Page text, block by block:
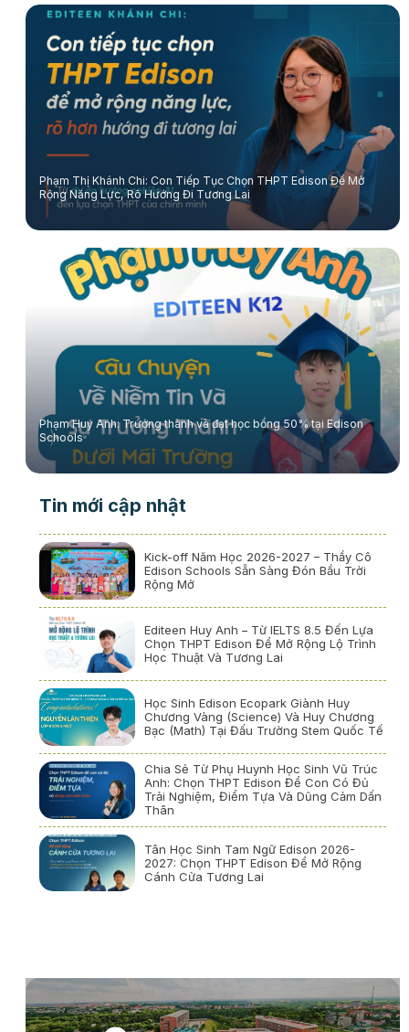
Phạm Thị Khánh Chi: Con Tiếp Tục Chọn THPT Edison Để Mở
Rộng Năng Lực, Rõ Hướng Đi Tương Lai
Phạm Huy Anh: Trưởng thành và đạt học bổng 50% tại Edison
Schools
Tin mới cập nhật
Kick-off Năm Học 2026-2027 – Thầy Cô
Edison Schools Sẵn Sàng Đón Bầu Trời
Rộng Mở
Editeen Huy Anh – Từ IELTS 8.5 Đến Lựa
Chọn THPT Edison Để Mở Rộng Lộ Trình
Học Thuật Và Tương Lai
Học Sinh Edison Ecopark Giành Huy
Chương Vàng (Science) Và Huy Chương
Bạc (Math) Tại Đấu Trường Stem Quốc Tế
Chia Sẻ Từ Phụ Huynh Học Sinh Vũ Trúc
Anh: Chọn THPT Edison Để Con Có Đủ
Trải Nghiệm, Điểm Tựa Và Dũng Cảm Dấn
Thân
Tân Học Sinh Tam Ngữ Edison 2026-
2027: Chọn THPT Edison Để Mở Rộng
Cánh Cửa Tương Lai